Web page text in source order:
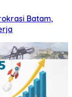
Batam,